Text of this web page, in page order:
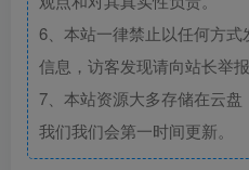
6、本站一律禁止以任何方
信息，访客发现请向站长举报
7、本站资源大多存储在云
我们我们会第一时间更新。